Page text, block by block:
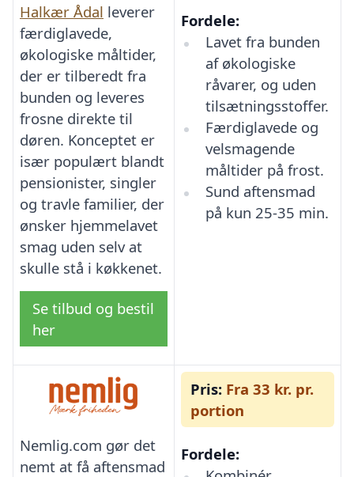
Halkær Ådal leverer
færdiglavede,
økologiske måltider,
der er tilberedt fra
bunden og leveres
frosne direkte til
døren. Konceptet er
især populært blandt
pensionister, singler
og travle familier, der
ønsker hjemmelavet
smag uden selv at
skulle stå i køkkenet.
Se tilbud og bestil
her
Fordele:
Lavet fra bunden
af økologiske
råvarer, og uden
tilsætningsstoffer.
Færdiglavede og
velsmagende
måltider på frost.
Sund aftensmad
på kun 25-35 min.
Nemlig.com gør det
nemt at få aftensmad
Pris: Fra 33 kr. pr.
portion
Fordele: